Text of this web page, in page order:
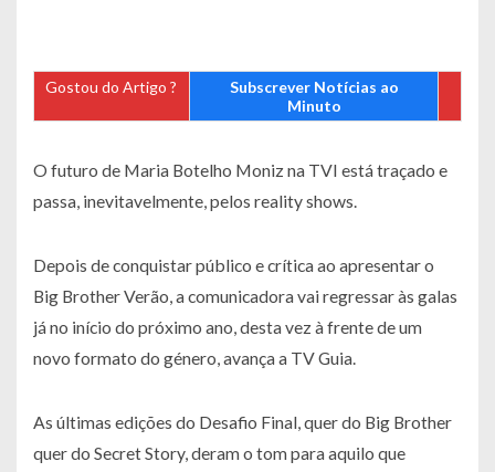
Gostou do Artigo ?
Subscrever Notícias ao
Minuto
O futuro de Maria Botelho Moniz na TVI está traçado e
passa, inevitavelmente, pelos reality shows.
Depois de conquistar público e crítica ao apresentar o
Big Brother Verão, a comunicadora vai regressar às galas
já no início do próximo ano, desta vez à frente de um
novo formato do género, avança a TV Guia.
As últimas edições do Desafio Final, quer do Big Brother
quer do Secret Story, deram o tom para aquilo que